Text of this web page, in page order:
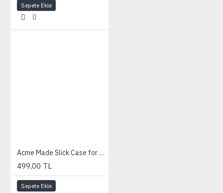
Sepete Ekle
Acme Made Slick Case for iPad - Matte Black
499,00 TL
Sepete Ekle